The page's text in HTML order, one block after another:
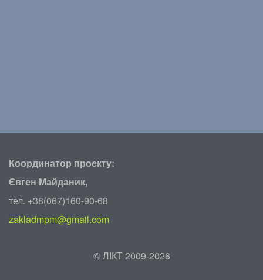
Координатор проекту:
Євген Майданик,
тел. +38(067)160-90-68
zakladmpm@gmail.com
©ЛІКТ 2009-2026